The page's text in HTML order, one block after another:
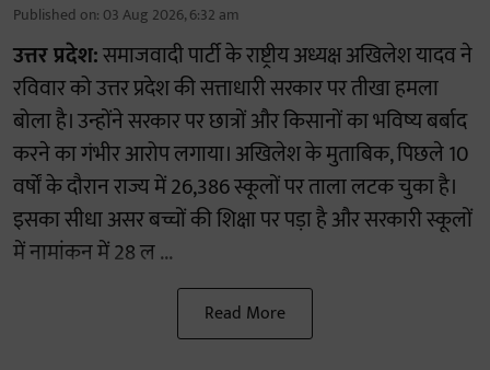
Published on: 03 Aug 2026, 6:32 am
उत्तर प्रदेश:समाजवादी पार्टी के राष्ट्रीय अध्यक्ष अखिलेश यादव ने
रविवार को उत्तर प्रदेश की सत्ताधारी सरकार पर तीखा हमला
बोला है। उन्होंने सरकार पर छात्रों और किसानों का भविष्य बर्बाद
करने का गंभीर आरोप लगाया। अखिलेश के मुताबिक, पिछले 10
वर्षों के दौरान राज्य में 26,386 स्कूलों पर ताला लटक चुका है।
इसका सीधा असर बच्चों की शिक्षा पर पड़ा है और सरकारी स्कूलों
में नामांकन में 28 ल ...
Read More